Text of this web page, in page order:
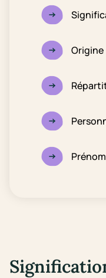
Origine